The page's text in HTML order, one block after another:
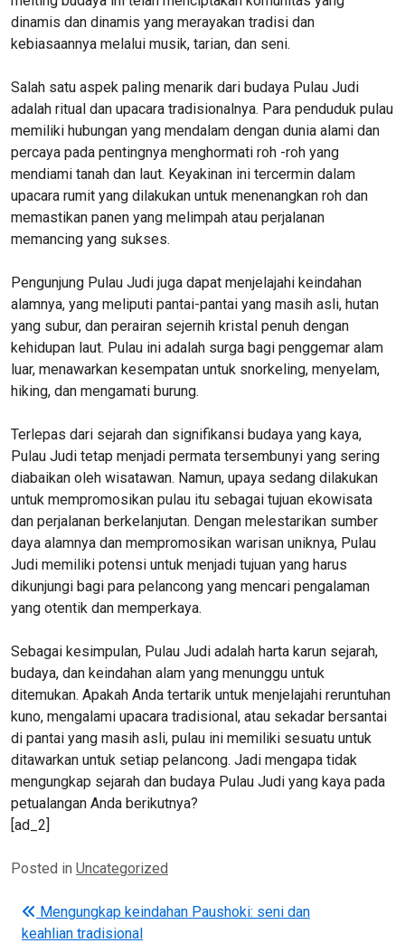
dinamis dan dinamis yang merayakan tradisi dan
kebiasaannya melalui musik, tarian, dan seni.
Salah satu aspek paling menarik dari budaya Pulau Judi
adalah ritual dan upacara tradisionalnya. Para penduduk pulau
memiliki hubungan yang mendalam dengan dunia alami dan
percaya pada pentingnya menghormati roh -roh yang
mendiami tanah dan laut. Keyakinan ini tercermin dalam
upacara rumit yang dilakukan untuk menenangkan roh dan
memastikan panen yang melimpah atau perjalanan
memancing yang sukses.
Pengunjung Pulau Judi juga dapat menjelajahi keindahan
alamnya, yang meliputi pantai-pantai yang masih asli, hutan
yang subur, dan perairan sejernih kristal penuh dengan
kehidupan laut. Pulau ini adalah surga bagi penggemar alam
luar, menawarkan kesempatan untuk snorkeling, menyelam,
hiking, dan mengamati burung.
Terlepas dari sejarah dan signifikansi budaya yang kaya,
Pulau Judi tetap menjadi permata tersembunyi yang sering
diabaikan oleh wisatawan. Namun, upaya sedang dilakukan
untuk mempromosikan pulau itu sebagai tujuan ekowisata
dan perjalanan berkelanjutan. Dengan melestarikan sumber
daya alamnya dan mempromosikan warisan uniknya, Pulau
Judi memiliki potensi untuk menjadi tujuan yang harus
dikunjungi bagi para pelancong yang mencari pengalaman
yang otentik dan memperkaya.
Sebagai kesimpulan, Pulau Judi adalah harta karun sejarah,
budaya, dan keindahan alam yang menunggu untuk
ditemukan. Apakah Anda tertarik untuk menjelajahi reruntuhan
kuno, mengalami upacara tradisional, atau sekadar bersantai
di pantai yang masih asli, pulau ini memiliki sesuatu untuk
ditawarkan untuk setiap pelancong. Jadi mengapa tidak
mengungkap sejarah dan budaya Pulau Judi yang kaya pada
petualangan Anda berikutnya?
[ad_2]
Posted in Uncategorized
Post navigation
Mengungkap keindahan Paushoki: seni dan
keahlian tradisional